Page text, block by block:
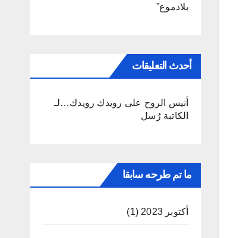
بلادموع”
أحدث التعليقات
أنيس الروح على رويدك رويدك…لـ
الكاتبة رُسل
ما تم طرحه سابقا
أكتوبر 2023 (1)